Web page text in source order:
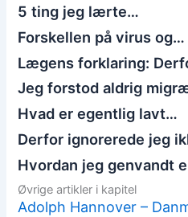
5 ting jeg lærte…
Forskellen på virus og…
Lægens forklaring:
Jeg forstod aldrig
Hvad er egentlig lavt…
Derfor ignorerede jeg
Hvordan jeg genvandt
Øvrige artikler i kapitel
Adolph Hannover –